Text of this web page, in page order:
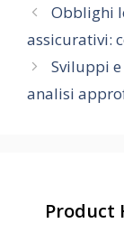
Obblighi
assicurativi:
Sviluppi
analisi
Product